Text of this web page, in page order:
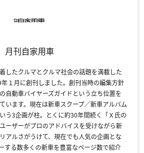
月刊自家用車
したクルマとクルマ社会の話題を満載した
１月に創刊しました。創刊当時の編集方針
自動車バイヤーズガイドという立ち位置を
います。現在は新車スクープ／新車アルバム
う3企画が柱。とくに約30年間続く「Ｘ氏の
ーザーがプロのアドバイスを受けながら新
アルさがうけて、現在でも人気の企画とな
する数多くの新車を豊富なページ数で紹介